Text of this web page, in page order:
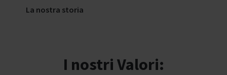
La nostra storia
I nostri Valori:​